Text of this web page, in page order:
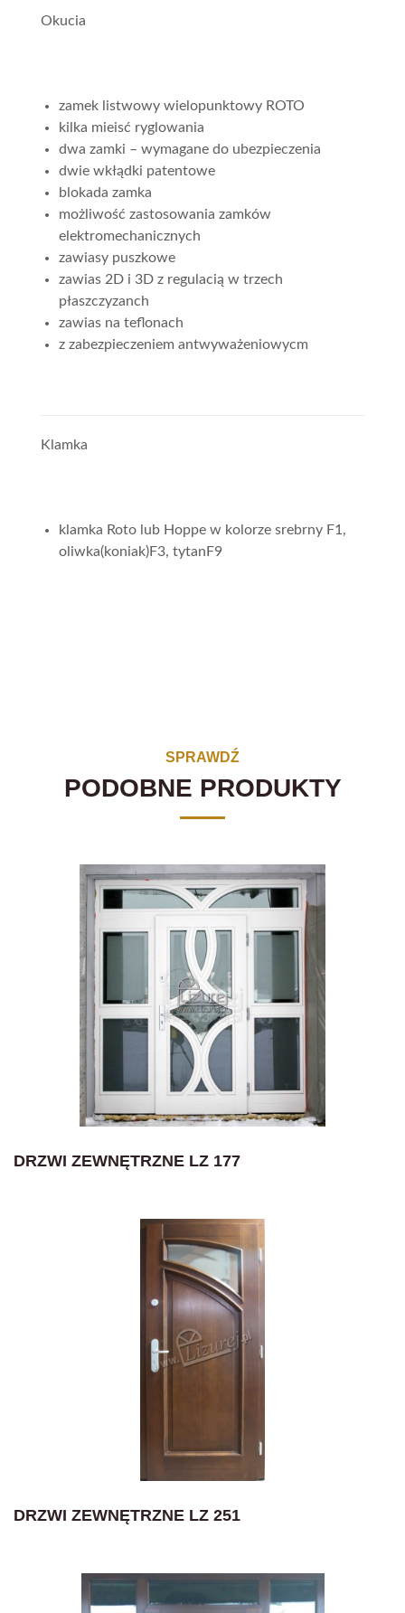
Okucia
zamek listwowy wielopunktowy ROTO
kilka mieisć ryglowania
dwa zamki – wymagane do ubezpieczenia
dwie wkłądki patentowe
blokada zamka
możliwość zastosowania zamków
elektromechanicznych
zawiasy puszkowe
zawias 2D i 3D z regulacią w trzech
płaszczyzanch
zawias na teflonach
z zabezpieczeniem antwyważeniowycm
Klamka
klamka Roto lub Hoppe w kolorze srebrny F1,
oliwka(koniak)F3, tytanF9
SPRAWDŹ
PODOBNE PRODUKTY
DRZWI ZEWNĘTRZNE LZ 177
DRZWI ZEWNĘTRZNE LZ 251